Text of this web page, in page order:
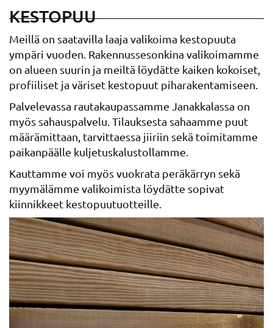
KESTOPUU
Meillä on saatavilla laaja valikoima kestopuuta
ympäri vuoden. Rakennussesonkina valikoimamme
on alueen suurin ja meiltä löydätte kaiken kokoiset,
profiiliset ja väriset kestopuut piharakentamiseen.
Palvelevassa rautakaupassamme Janakkalassa on
myös sahauspalvelu. Tilauksesta sahaamme puut
määrämittaan, tarvittaessa jiiriin sekä toimitamme
paikanpäälle kuljetuskalustollamme.
Kauttamme voi myös vuokrata peräkärryn sekä
myymälämme valikoimista löydätte sopivat
kiinnikkeet kestopuutuotteille.